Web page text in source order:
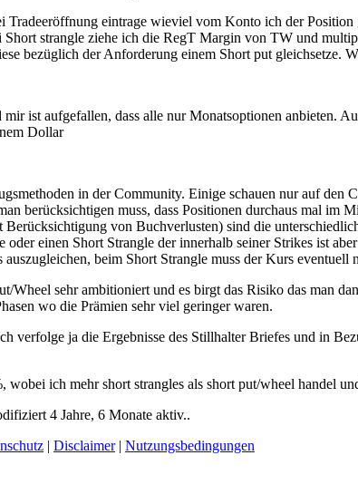
Tradeeröffnung eintrage wieviel vom Konto ich der
strangle ziehe ich die RegT Margin von TW und
bezüglich der Anforderung einem Short put
ist aufgefallen, dass alle nur Monatsoptionen anbieten.
Dollar
in der Community. Einige schauen nur auf
berücksichtigen muss, dass Positionen durchaus mal im
von Buchverlusten) sind die
einen Short Strangle der innerhalb seiner Strikes ist
beim Short Strangle muss der Kurs
Wheel sehr ambitioniert und es birgt das Risiko das man
wo die Prämien sehr viel geringer waren.
verfolge ja die Ergebnisse des Stillhalter Briefes und in
ich mehr short strangles als short put/wheel handel
4 Jahre, 6 Monate aktiv..
| Disclaimer| Nutzungsbedingungen